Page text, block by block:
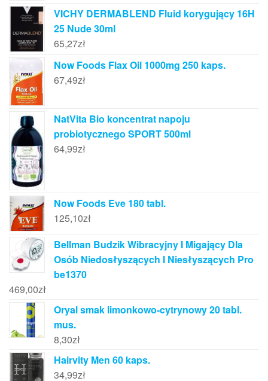
VICHY DERMABLEND Fluid korygujący 16H
25 Nude 30ml
65,27zł
Now Foods Flax Oil 1000mg 250 kaps.
67,49zł
NatVita Bio koncentrat napoju
probiotycznego SPORT 500ml
64,99zł
Now Foods Eve 180 tabl.
125,10zł
Bellman Budzik Wibracyjny I Migający Dla
Osób Niedosłyszących I Niesłyszących Pro
be1370
469,00zł
Oryal smak limonkowo-cytrynowy 20 tabl.
mus.
8,30zł
Hairvity Men 60 kaps.
34,99zł